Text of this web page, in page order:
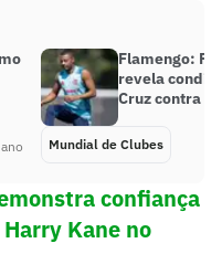
Flamengo:
revela
Cruz contra o
Mundial de Clubes
confiança
Kane no